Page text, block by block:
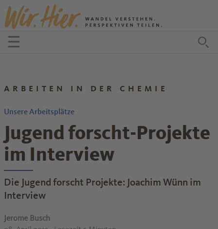
Zum Inhalt springen
☰Menü öffnen
ARBEITEN IN DER CHEMIE
Unsere Arbeitsplätze
Jugend forscht-Projekte
im Interview
Die Jugend forscht Projekte: Joachim Wünn im
Interview
Jerome Busch